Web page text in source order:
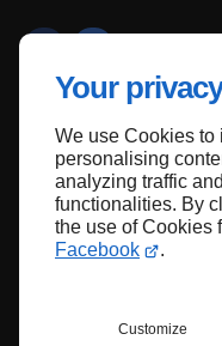
Your
We use Cookies to
personalising
analyzing traffic
functionalities. By
the use of Cookies
Facebook
.
Customize